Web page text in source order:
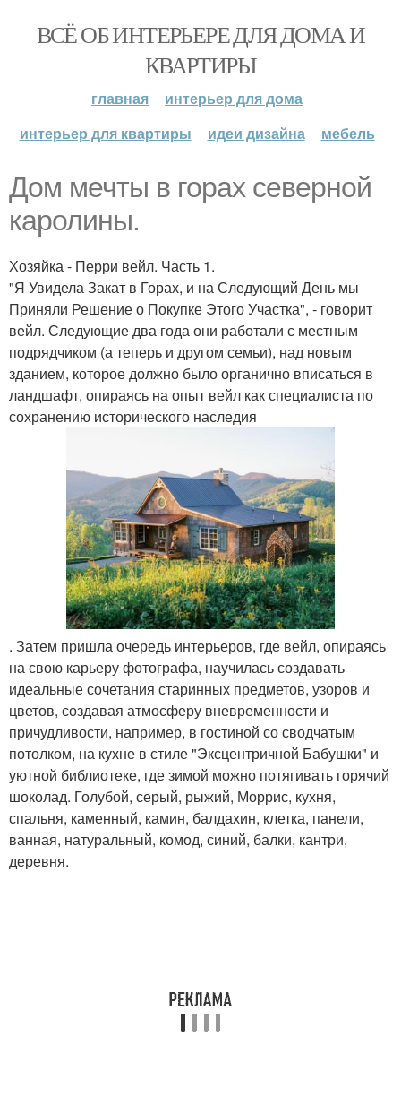
ВСЁ ОБ ИНТЕРЬЕРЕ ДЛЯ ДОМА И
КВАРТИРЫ
главная
интерьер для дома
интерьер для квартиры
идеи дизайна мебель
Дом мечты в горах северной
каролины.
Хозяйка - Перри вейл. Часть 1.
"Я Увидела Закат в Горах, и на Следующий День мы
Приняли Решение о Покупке Этого Участка", - говорит
вейл. Следующие два года они работали с местным
подрядчиком (а теперь и другом семьи), над новым
зданием, которое должно было органично вписаться в
ландшафт, опираясь на опыт вейл как специалиста по
сохранению исторического наследия
. Затем пришла очередь интерьеров, где вейл, опираясь
на свою карьеру фотографа, научилась создавать
идеальные сочетания старинных предметов, узоров и
цветов, создавая атмосферу вневременности и
причудливости, например, в гостиной со сводчатым
потолком, на кухне в стиле "Эксцентричной Бабушки" и
уютной библиотеке, где зимой можно потягивать горячий
шоколад. Голубой, серый, рыжий, Моррис, кухня,
спальня, каменный, камин, балдахин, клетка, панели,
ванная, натуральный, комод, синий, балки, кантри,
деревня.